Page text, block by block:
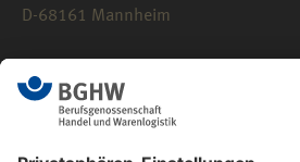
D-68161 Mannheim
0621 183-0
info(at)bghw.de